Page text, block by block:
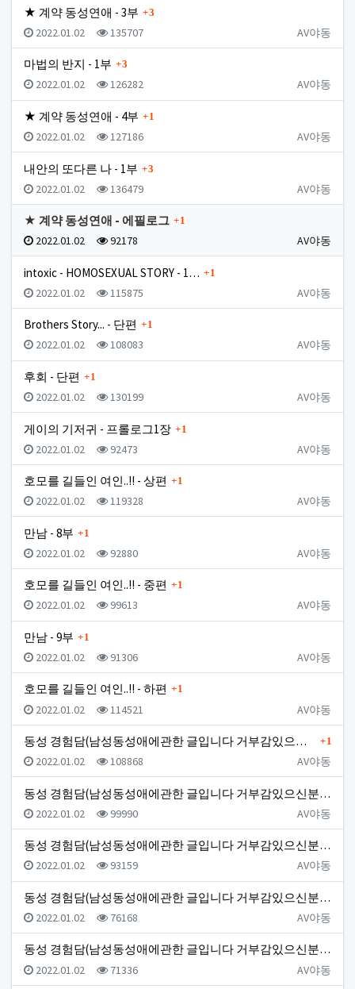
★ 계약 동성연애 - 3부 댓글
3
등록자
AV야동
등록일
2022.01.02 조회
135707
마법의 반지 - 1부 댓글
3
등록자
AV야동
등록일
2022.01.02 조회
126282
★ 계약 동성연애 - 4부 댓글
1
등록자
AV야동
등록일
2022.01.02 조회
127186
내안의 또다른 나 - 1부 댓글
3
등록자
AV야동
등록일
2022.01.02 조회
136479
★ 계약 동성연애 - 에필로그 댓글
1
등록자
AV야동
등록일
2022.01.02 조회
92178
intoxic - HOMOSEXUAL STORY - 1… 댓글
1
등록자
AV야동
등록일
2022.01.02 조회
115875
Brothers Story... - 단편 댓글
1
등록자
AV야동
등록일
2022.01.02 조회
108083
후회 - 단편 댓글
1
등록자
AV야동
등록일
2022.01.02 조회
130199
게이의 기저귀 - 프롤로그1장 댓글
1
등록자
AV야동
등록일
2022.01.02 조회
92473
호모를 길들인 여인..!! - 상편 댓글
1
등록자
AV야동
등록일
2022.01.02 조회
119328
만남 - 8부 댓글
1
등록자
AV야동
등록일
2022.01.02 조회
92880
호모를 길들인 여인..!! - 중편 댓글
1
등록자
AV야동
등록일
2022.01.02 조회
99613
만남 - 9부 댓글
1
등록자
AV야동
등록일
2022.01.02 조회
91306
호모를 길들인 여인..!! - 하편 댓글
1
등록자
AV야동
등록일
2022.01.02 조회
114521
동성 경험담(남성동성애에관한 글입니다 거부감있으신분들은… 댓글
1
등록자
AV야동
등록일
2022.01.02 조회
108868
동성 경험담(남성동성애에관한 글입니다 거부감있으신분들은…
등록자
AV야동
등록일
2022.01.02 조회
99990
동성 경험담(남성동성애에관한 글입니다 거부감있으신분들은…
등록자
AV야동
등록일
2022.01.02 조회
93159
동성 경험담(남성동성애에관한 글입니다 거부감있으신분들은…
등록자
AV야동
등록일
2022.01.02 조회
76168
동성 경험담(남성동성애에관한 글입니다 거부감있으신분들은…
등록자
AV야동
등록일
2022.01.02 조회
71336